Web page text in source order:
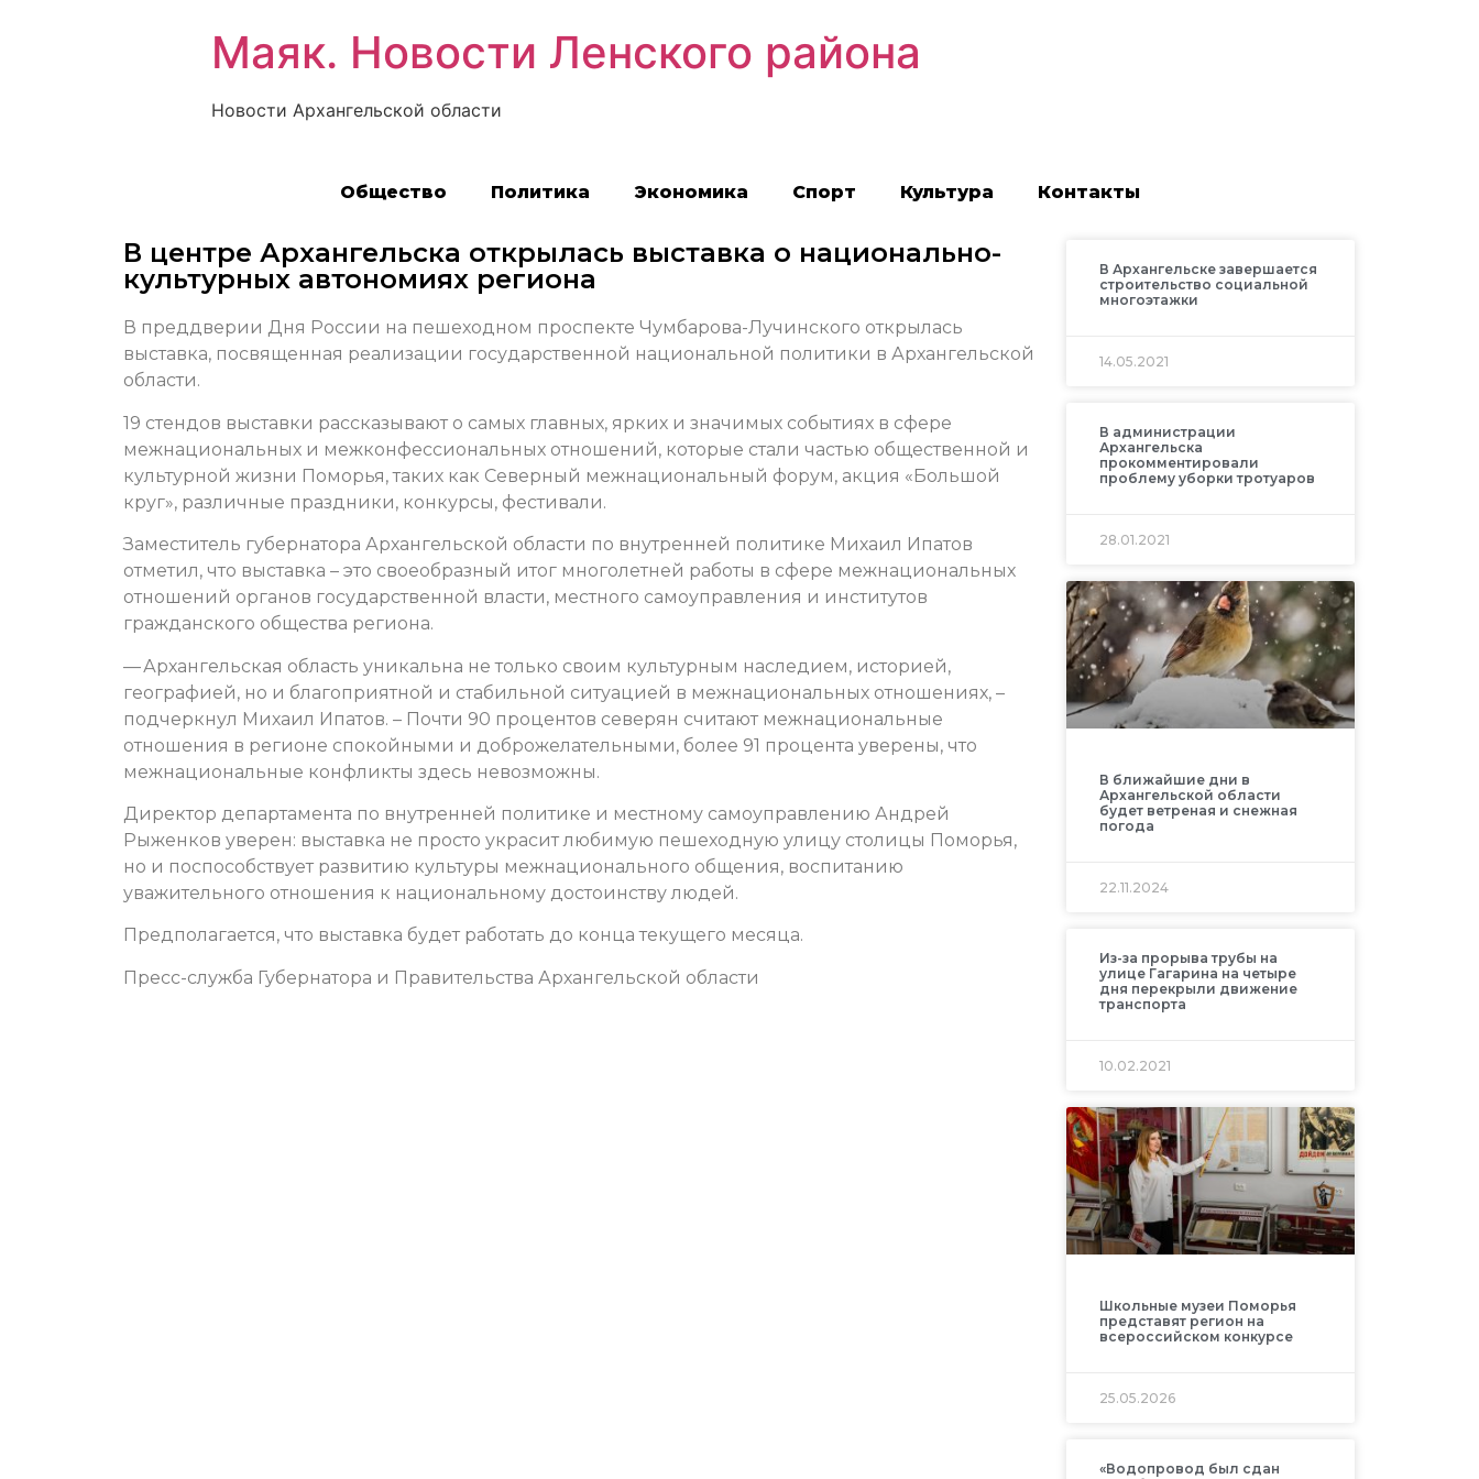
Маяк. Новости Ленского района
Новости Архангельской области
Общество Политика Экономика Спорт Культура Контакты
В центре Архангельска открылась выставка о национально-
культурных автономиях региона
В преддверии Дня России на пешеходном проспекте Чумбарова-Лучинского открылась
выставка, посвященная реализации государственной национальной политики в Архангельской
области.
19 стендов выставки рассказывают о самых главных, ярких и значимых событиях в сфере
межнациональных и межконфессиональных отношений, которые стали частью общественной и
культурной жизни Поморья, таких как Северный межнациональный форум, акция «Большой
круг», различные праздники, конкурсы, фестивали.
Заместитель губернатора Архангельской области по внутренней политике Михаил Ипатов
отметил, что выставка – это своеобразный итог многолетней работы в сфере межнациональных
отношений органов государственной власти, местного самоуправления и институтов
гражданского общества региона.
— Архангельская область уникальна не только своим культурным наследием, историей,
географией, но и благоприятной и стабильной ситуацией в межнациональных отношениях, –
подчеркнул Михаил Ипатов. – Почти 90 процентов северян считают межнациональные
отношения в регионе спокойными и доброжелательными, более 91 процента уверены, что
межнациональные конфликты здесь невозможны.
Директор департамента по внутренней политике и местному самоуправлению Андрей
Рыженков уверен: выставка не просто украсит любимую пешеходную улицу столицы Поморья,
но и поспособствует развитию культуры межнационального общения, воспитанию
уважительного отношения к национальному достоинству людей.
Предполагается, что выставка будет работать до конца текущего месяца.
Пресс-служба Губернатора и Правительства Архангельской области
В Архангельске завершается
строительство социальной
многоэтажки
14.05.2021
В администрации
Архангельска
прокомментировали
проблему уборки тротуаров
28.01.2021
В ближайшие дни в
Архангельской области
будет ветреная и снежная
погода
22.11.2024
Из-за прорыва трубы на
улице Гагарина на четыре
дня перекрыли движение
транспорта
10.02.2021
Школьные музеи Поморья
представят регион на
всероссийском конкурсе
25.05.2026
«Водопровод был сдан